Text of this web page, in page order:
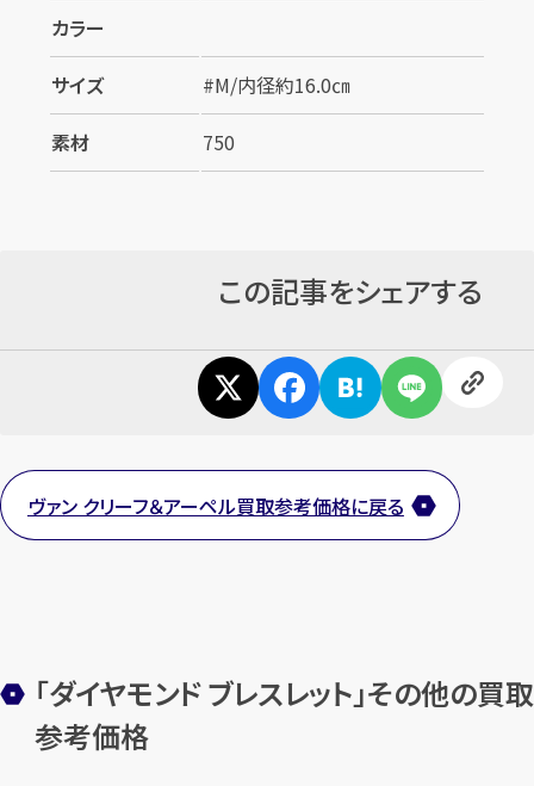
【総合受付】24時間・年中無休(年末年
カラー
サイズ
#M/内径約16.0㎝
素材
750
この記事をシェアする
ヴァン クリーフ＆アーペル買取参考価格に戻る
「ダイヤモンド ブレスレット」その他の買取
参考価格